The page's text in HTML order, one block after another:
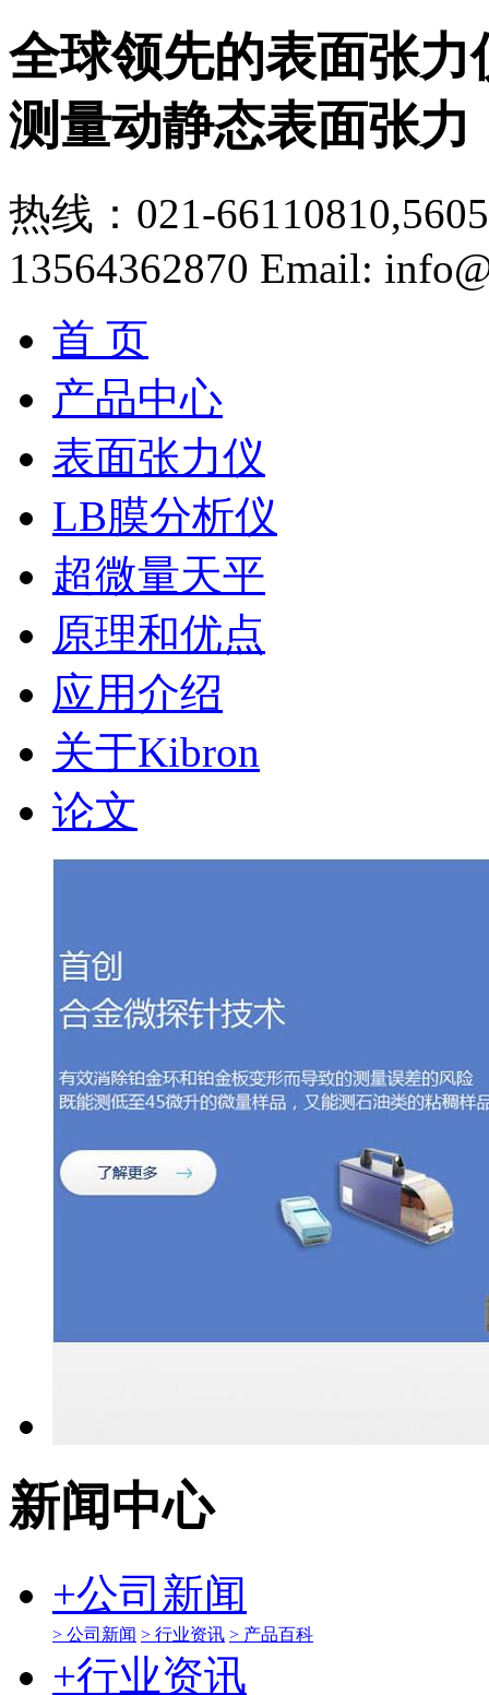
全球领先的表面张
测量动静态表面张力
热线：021-
13564362870 Email:
首 页
产品中心
表面张力仪
LB膜分析仪
超微量天平
原理和优点
应用介绍
关于Kibron
论文
新闻中心
+公司新闻
> 公司新闻 > 行业资讯 > 产品百科
+行业资讯